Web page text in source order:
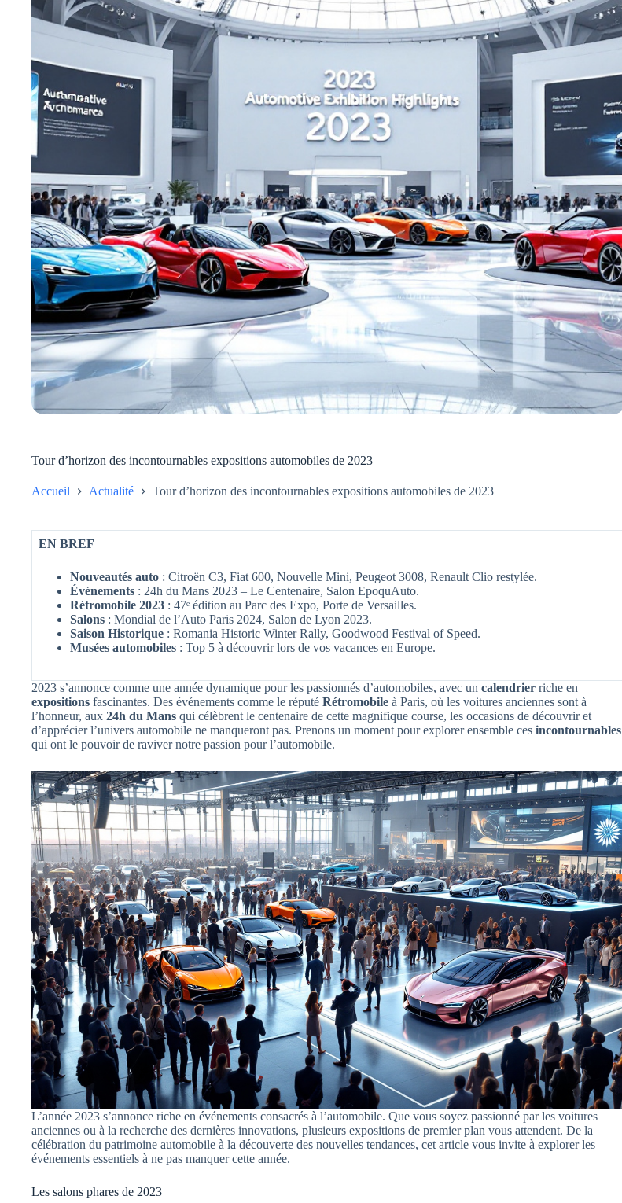
Tour d’horizon des incontournables expositions automobiles de 2023
Accueil Actualité Tour d’horizon des incontournables expositions automobiles de 2023
EN BREF
Nouveautés auto : Citroën C3, Fiat 600, Nouvelle Mini, Peugeot 3008, Renault Clio restylée.
Événements : 24h du Mans 2023 – Le Centenaire, Salon EpoquAuto.
Rétromobile 2023 : 47ᵉ édition au Parc des Expo, Porte de Versailles.
Salons : Mondial de l’Auto Paris 2024, Salon de Lyon 2023.
Saison Historique : Romania Historic Winter Rally, Goodwood Festival of Speed.
Musées automobiles : Top 5 à découvrir lors de vos vacances en Europe.
2023 s’annonce comme une année dynamique pour les passionnés d’automobiles, avec un calendrier riche en
expositions fascinantes. Des événements comme le réputé Rétromobile à Paris, où les voitures anciennes sont à
l’honneur, aux 24h du Mans qui célèbrent le centenaire de cette magnifique course, les occasions de découvrir et
d’apprécier l’univers automobile ne manqueront pas. Prenons un moment pour explorer ensemble ces incontournables
qui ont le pouvoir de raviver notre passion pour l’automobile.
L’année 2023 s’annonce riche en événements consacrés à l’automobile. Que vous soyez passionné par les voitures
anciennes ou à la recherche des dernières innovations, plusieurs expositions de premier plan vous attendent. De la
célébration du patrimoine automobile à la découverte des nouvelles tendances, cet article vous invite à explorer les
événements essentiels à ne pas manquer cette année.
Les salons phares de 2023